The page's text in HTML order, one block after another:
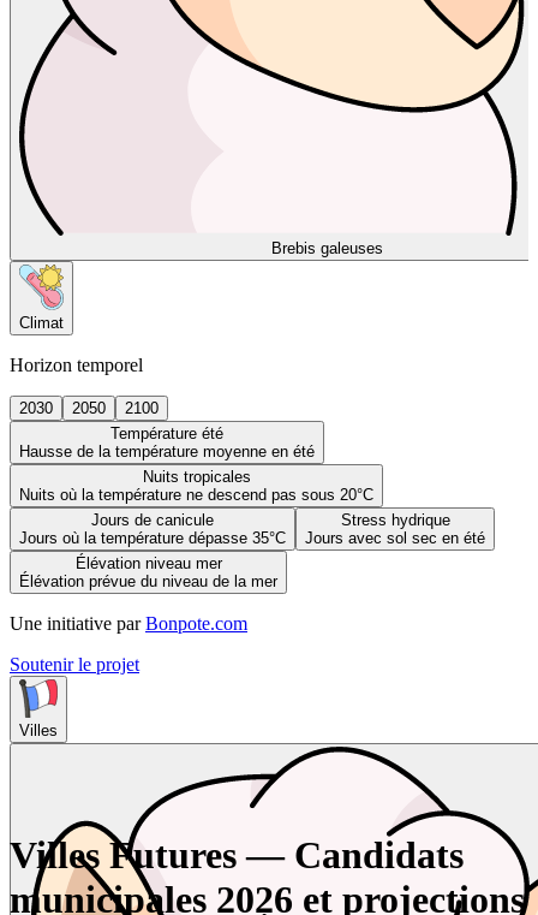
Brebis galeuses
Climat
Horizon temporel
2030 2050
2100
Température été
Hausse de la température moyenne en été
Nuits tropicales
Nuits où la température ne descend pas sous 20°C
Jours de canicule
Jours où la température dépasse 35°C
Stress hydrique
Jours avec sol sec en été
Élévation niveau mer
Élévation prévue du niveau de la mer
Une initiative par Bonpote.com
Soutenir le projet
Villes
Villes Futures — Candidats
municipales 2026 et projections